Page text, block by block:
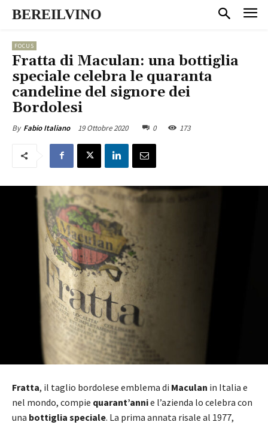
BEREILVINO
FOCUS
Fratta di Maculan: una bottiglia
speciale celebra le quaranta
candeline del signore dei
Bordolesi
By Fabio Italiano 19 Ottobre 2020 0 173
Fratta, il taglio bordolese emblema di Maculan in Italia e
nel mondo, compie quarant’annie l’azienda lo celebra con
una bottiglia speciale. La prima annata risale al 1977,